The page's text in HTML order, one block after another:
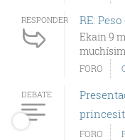
RESPONDER RE:
Ekain 9
FORO
DEBATE
FORO